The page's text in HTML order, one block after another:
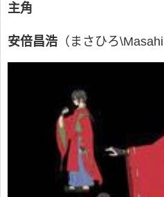
主角
安倍昌浩 （まさひろ